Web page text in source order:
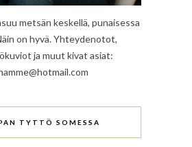
metsän keskellä, punaisessa
on hyvä. Yhteydenotot,
ja muut kivat asiat:
TYTTÖ SOMESSA